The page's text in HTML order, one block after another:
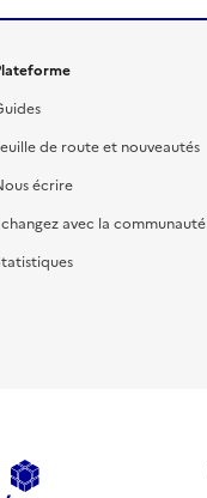
de route et nouveautés
écrire
avec la communauté